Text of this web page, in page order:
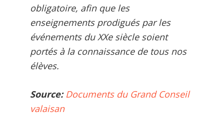
obligatoire, afin que les
enseignements prodigués par les
événements du XXe siècle soient
portés à la connaissance de tous nos
élèves.
Source: Documents du Grand Conseil
valaisan